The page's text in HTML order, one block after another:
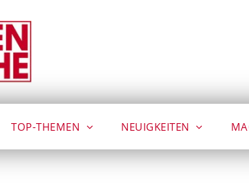
TOP-THEMEN NEUIGKEITEN